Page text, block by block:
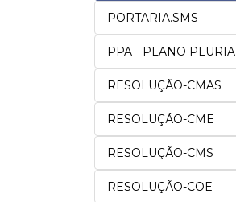
PORTARIA.SMS
PPA - PLANO
RESOLUÇÃO-CMAS
RESOLUÇÃO-CME
RESOLUÇÃO-CMS
RESOLUÇÃO-COE